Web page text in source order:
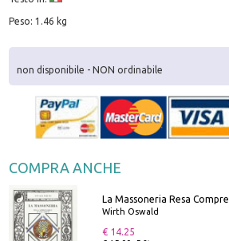
Peso: 1.46 kg
non disponibile - NON ordinabile
COMPRA ANCHE
Wirth Oswald
€ 14.25